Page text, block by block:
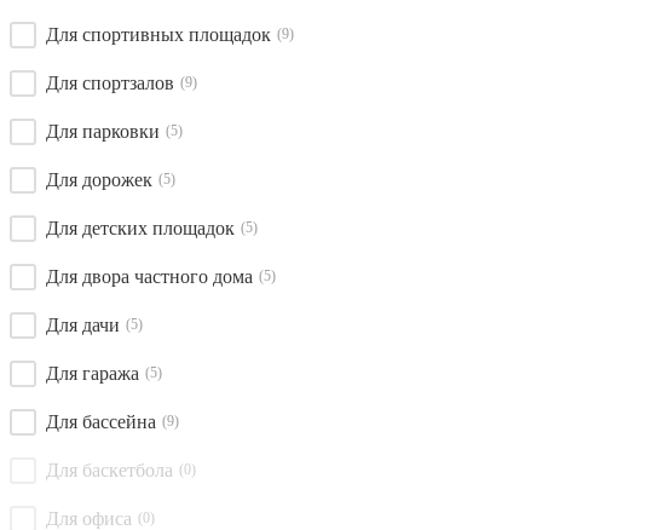
Для спортивных площадок (9)
Для спортзалов (9)
Для парковки (5)
Для дорожек (5)
Для детских площадок (5)
Для двора частного дома (5)
Для дачи (5)
Для гаража (5)
Для бассейна (9)
Для баскетбола (0)
Для офиса (0)